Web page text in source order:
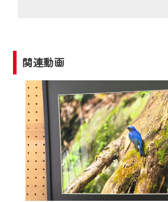
関連動画
2024年9月24日からはご加
ビス向上のため、
『CCNet Web TV』を利用
一部コンテンツを除き、
CCNetサービスへの加入と
ページ※』へのログインが必
す。
何卒、ご理解ご了承の程よ
いたします。